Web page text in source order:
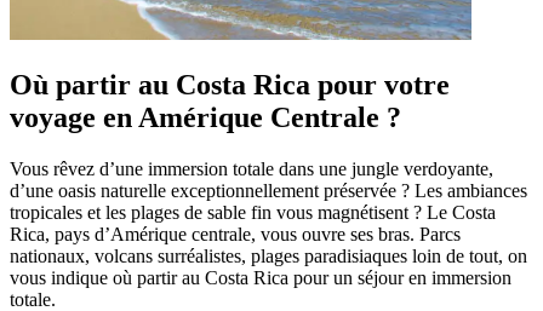
Où partir au Costa Rica pour votre
voyage en Amérique Centrale ?
Vous rêvez d’une immersion totale dans une jungle verdoyante,
d’une oasis naturelle exceptionnellement préservée ? Les ambiances
tropicales et les plages de sable fin vous magnétisent ? Le Costa
Rica, pays d’Amérique centrale, vous ouvre ses bras. Parcs
nationaux, volcans surréalistes, plages paradisiaques loin de tout, on
vous indique où partir au Costa Rica pour un séjour en immersion
totale.